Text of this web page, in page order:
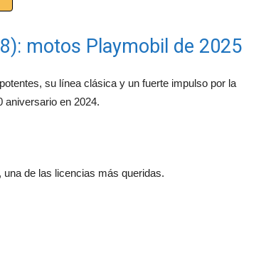
motos Playmobil de 2025
su línea clásica y un fuerte impulso por la
aniversario en 2024.
de las licencias más queridas.